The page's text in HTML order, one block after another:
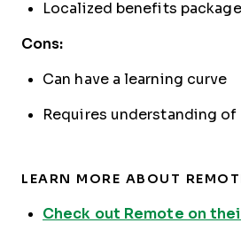
Localized benefits
Cons:
Can have a learning curve
Requires understanding of
LEARN MORE ABOUT
Check out Remote on